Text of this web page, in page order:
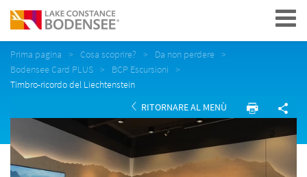
Navigation
Prima pagina Cosa scoprire?
Da non perdere
Bodensee Card PLUS
BCP Escursioni
Timbro-ricordo del Liechtenstein
RITORNARE AL MENÙ